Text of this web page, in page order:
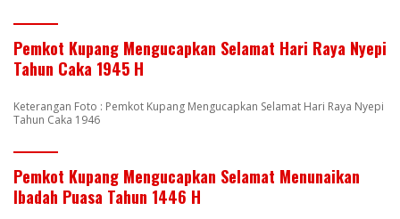
Pemkot Kupang Mengucapkan Selamat Hari Raya Nyepi
Tahun Caka 1945 H
Keterangan Foto : Pemkot Kupang Mengucapkan Selamat Hari Raya Nyepi
Tahun Caka 1946
Pemkot Kupang Mengucapkan Selamat Menunaikan
Ibadah Puasa Tahun 1446 H